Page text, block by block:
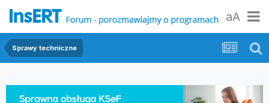
aA
Sprawy techniczne